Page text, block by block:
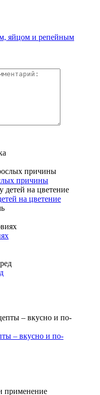
яйцом и репейным
причины
на цветение
– вкусно и по-